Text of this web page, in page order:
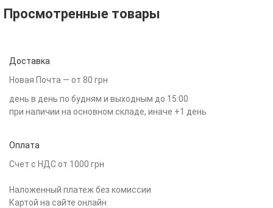
Просмотренные товары
Доставка
Новая Почта — от 80 грн
день в день по будням и выходным до 15:00
при наличии на основном складе, иначе +1 день
Оплата
Счет с НДС от 1000 грн
Наложенный платеж без комиссии
Картой на сайте онлайн